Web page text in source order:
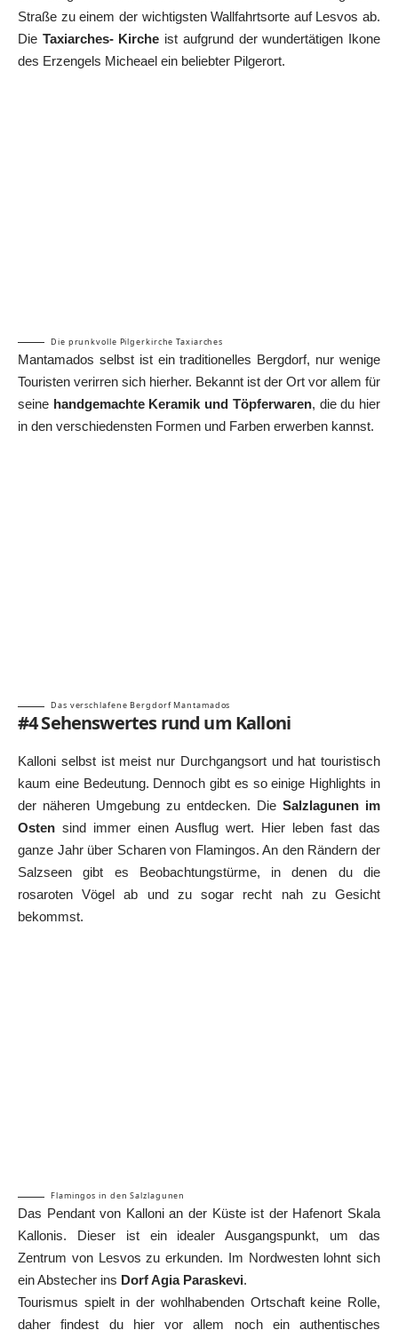
Straße zu einem der wichtigsten Wallfahrtsorte auf Lesvos ab.
Die Taxiarches- Kirche ist aufgrund der wundertätigen Ikone
des Erzengels Micheael ein beliebter Pilgerort.
Die prunkvolle Pilgerkirche Taxiarches
Mantamados selbst ist ein traditionelles Bergdorf, nur wenige
Touristen verirren sich hierher. Bekannt ist der Ort vor allem für
seine handgemachte Keramik und Töpferwaren, die du hier
in den verschiedensten Formen und Farben erwerben kannst.
Das verschlafene Bergdorf Mantamados
#4 Sehenswertes rund um Kalloni
Kalloni selbst ist meist nur Durchgangsort und hat touristisch
kaum eine Bedeutung. Dennoch gibt es so einige Highlights in
der näheren Umgebung zu entdecken. Die Salzlagunen im
Osten sind immer einen Ausflug wert. Hier leben fast das
ganze Jahr über Scharen von Flamingos. An den Rändern der
Salzseen gibt es Beobachtungstürme, in denen du die
rosaroten Vögel ab und zu sogar recht nah zu Gesicht
bekommst.
Flamingos in den Salzlagunen
Das Pendant von Kalloni an der Küste ist der Hafenort Skala
Kallonis. Dieser ist ein idealer Ausgangspunkt, um das
Zentrum von Lesvos zu erkunden. Im Nordwesten lohnt sich
ein Abstecher ins Dorf Agia Paraskevi.
Tourismus spielt in der wohlhabenden Ortschaft keine Rolle,
daher findest du hier vor allem noch ein authentisches